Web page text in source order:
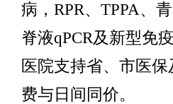
病，RPR、TPPA、
脊液qPCR及新型免
医院支持省、市医
费与日间同价。